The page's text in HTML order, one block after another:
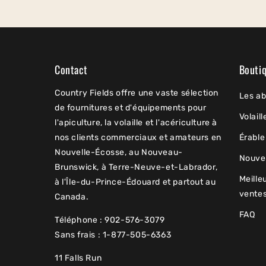
Contact
Country Fields offre une vaste sélection
de fournitures et d'équipements pour
l'apiculture, la volaille et l'acériculture à
nos clients commerciaux et amateurs en
Nouvelle-Écosse, au Nouveau-
Brunswick, à Terre-Neuve-et-Labrador,
à l'Île-du-Prince-Édouard et partout au
Canada.
Téléphone : 902-576-3079
Sans frais : 1-877-505-6363
11 Falls Run
Les
Érable
FAQ